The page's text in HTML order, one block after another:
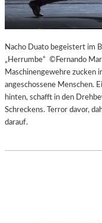
Nacho Duato begeistert im
„Herrumbe“ ©Fernando
Maschinengewehre zucken
angeschossene Menschen.
hinten, schafft in den
Schreckens. Terror davor,
darauf.